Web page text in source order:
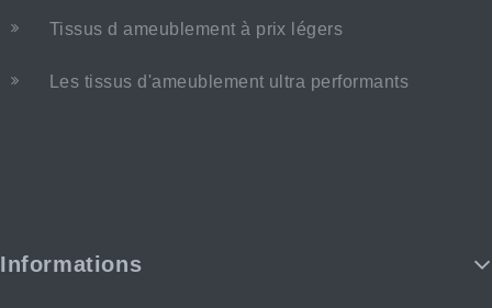
Tissus d ameublement à prix légers
Les tissus d'ameublement ultra performants
Informations